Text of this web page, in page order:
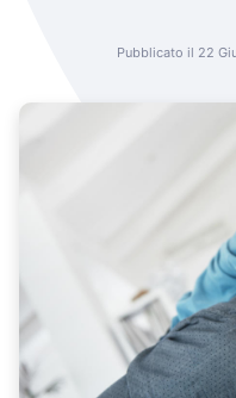
Pubblicato il 22